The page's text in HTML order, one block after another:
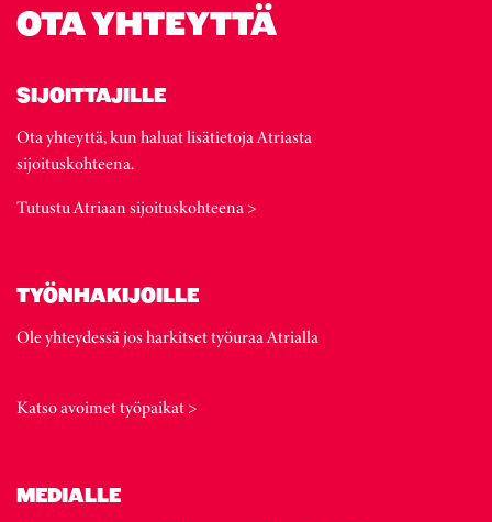
OTA YHTEYTTÄ
SIJOITTAJILLE
Ota yhteyttä, kun haluat lisätietoja Atriasta
sijoituskohteena.
Tutustu Atriaan sijoituskohteena >
TYÖNHAKIJOILLE
Ole yhteydessä jos harkitset työuraa Atrialla
Katso avoimet työpaikat >
MEDIALLE